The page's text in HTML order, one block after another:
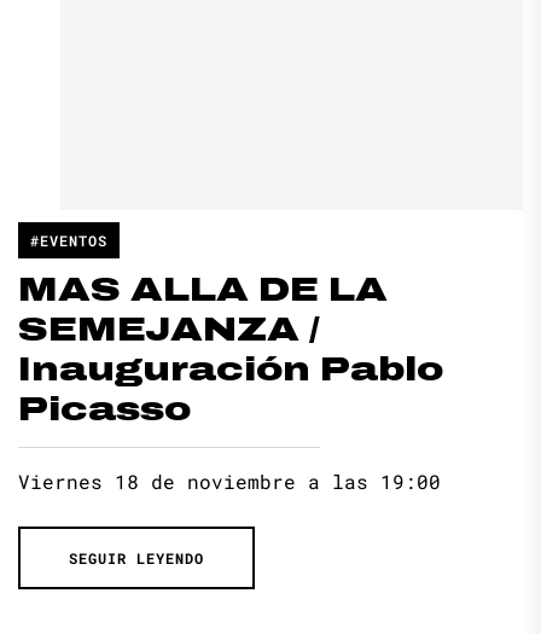
#EVENTOS
MAS ALLA DE LA
SEMEJANZA /
Inauguración Pablo
Picasso
Viernes 18 de noviembre a las 19:00
SEGUIR LEYENDO